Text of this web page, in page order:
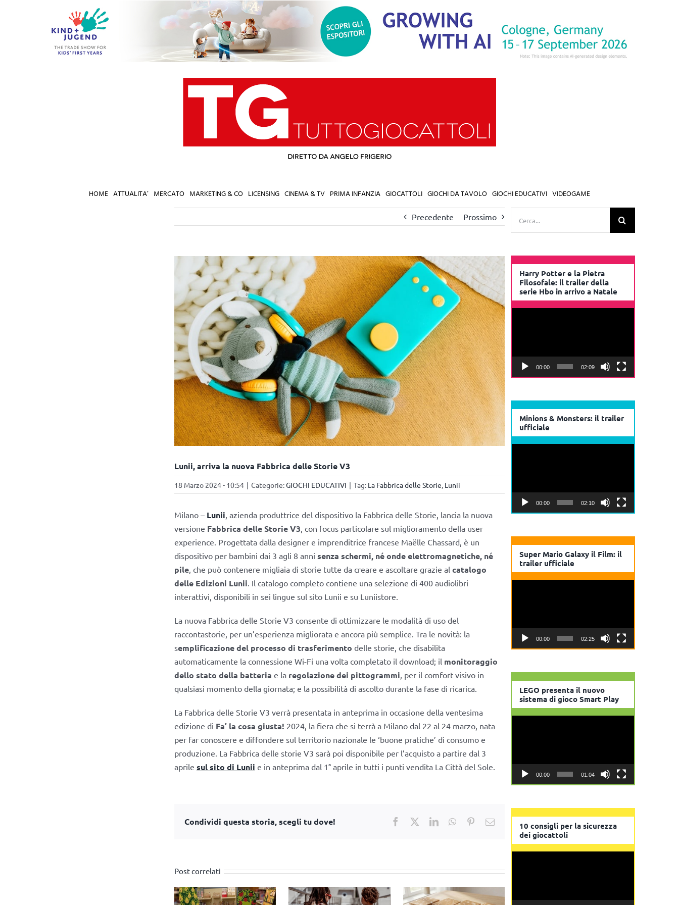
HOME ATTUALITA’ MERCATO MARKETING & CO LICENSING CINEMA & TV PRIMA INFANZIA GIOCATTOLI GIOCHI DA TAVOLO GIOCHI EDUCATIVI VIDEOGAME
Precedente Prossimo
Lunii, arriva la nuova Fabbrica delle Storie V3
18 Marzo 2024 - 10:54 | Categorie:GIOCHI EDUCATIVI | Tag: La Fabbrica delle Storie, Lunii
Milano – Lunii , azienda produttrice del dispositivo la Fabbrica delle Storie, lancia la nuova
versione Fabbrica delle Storie V3 , con focus particolare sul miglioramento della user
experience. Progettata dalla designer e imprenditrice francese Maëlle Chassard, è un
dispositivo per bambini dai 3 agli 8 anni senza schermi, né onde elettromagnetiche, né
pile, che può contenere migliaia di storie tutte da creare e ascoltare grazie al catalogo
delle Edizioni Lunii . Il catalogo completo contiene una selezione di 400 audiolibri
interattivi, disponibili in sei lingue sul sito Lunii e su Luniistore.
La nuova Fabbrica delle Storie V3 consente di ottimizzare le modalità di uso del
raccontastorie, per un’esperienza migliorata e ancora più semplice. Tra le novità: la
semplificazione del processo di trasferimento delle storie, che disabilita
automaticamente la connessione Wi-Fi una volta completato il download; il monitoraggio
dello stato della batteria e la regolazione dei pittogrammi , per il comfort visivo in
qualsiasi momento della giornata; e la possibilità di ascolto durante la fase di ricarica.
La Fabbrica delle Storie V3 verrà presentata in anteprima in occasione della ventesima
edizione di Fa’ la cosa giusta! 2024, la fiera che si terrà a Milano dal 22 al 24 marzo, nata
per far conoscere e diffondere sul territorio nazionale le ‘buone pratiche’ di consumo e
produzione. La Fabbrica delle storie V3 sarà poi disponibile per l’acquisto a partire dal 3
aprile sul sito di Lunii e in anteprima dal 1° aprile in tutti i punti vendita La Città del Sole.
Condividi questa storia, scegli tu dove! Facebook LinkedInWhatsApp
PinterestEmail
Post correlati
Harry Potter e la Pietra
Filosofale: il trailer della
serie Hbo in arrivo a Natale
00:00 02:09
Minions & Monsters: il trailer
ufficiale
00:00 02:10
Super Mario Galaxy il Film: il
trailer ufficiale
00:00 02:25
LEGO presenta il nuovo
sistema di gioco Smart Play
00:00 01:04
10 consigli per la sicurezza
dei giocattoli